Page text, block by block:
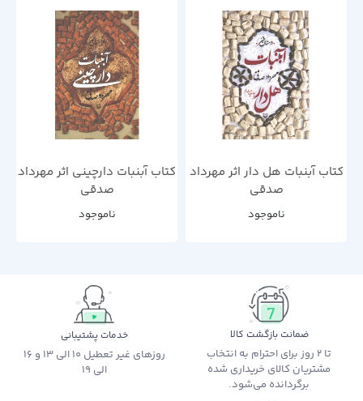
کتاب آبنبات هل دار اثر مهرداد
صدقی
ناموجود
کتاب آبنبات دارچینی اثر مهرداد
صدقی
ناموجود
ضمانت بازگشت کالا
تا 2 روز برای احترام به انتخاب
مشتریان کالای خریداری شده
برگردانده می‌شود.
خدمات پشتیبانی
روزهای غیر تعطیل 10 الی 13 و 16
الی 19